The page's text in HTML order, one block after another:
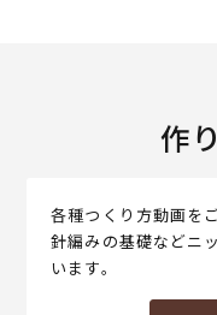
作
各種つくり方動画を
針編みの基礎などニ
います。